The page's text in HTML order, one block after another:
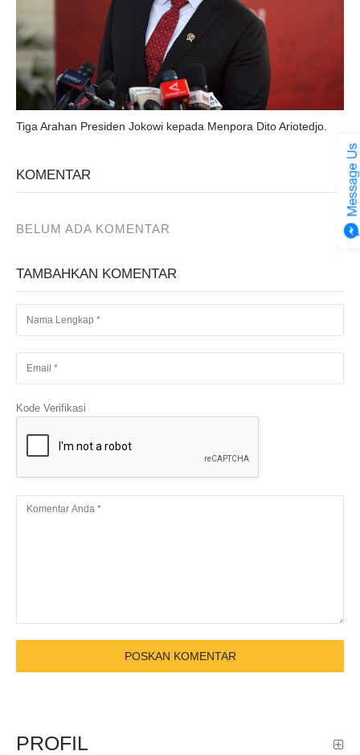
Tiga Arahan Presiden Jokowi kepada Menpora Dito Ariotedjo.
KOMENTAR
BELUM ADA KOMENTAR
TAMBAHKAN KOMENTAR
Kode Verifikasi
PROFIL